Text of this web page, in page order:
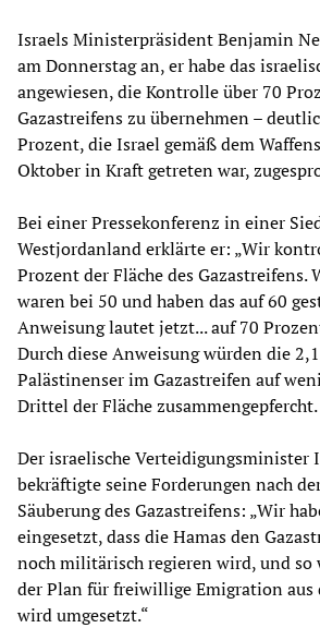
Israels Ministerpräsident Benjamin
am Donnerstag an, er habe das
angewiesen, die Kontrolle über 70
Gazastreifens zu übernehmen –
Prozent, die Israel gemäß dem
Oktober in Kraft getreten war,
Bei einer Pressekonferenz in einer
Westjordanland erklärte er: „Wir
Prozent der Fläche des Gazastreifens.
waren bei 50 und haben das auf 60
Anweisung lautet jetzt... auf 70
Durch diese Anweisung würden die
Palästinenser im Gazastreifen auf
Drittel der Fläche zusammengepfercht.
Der israelische Verteidigungsminister
bekräftigte seine Forderungen nach
Säuberung des Gazastreifens: „Wir
eingesetzt, dass die Hamas den
noch militärisch regieren wird, und so
der Plan für freiwillige Emigration aus
wird umgesetzt.“